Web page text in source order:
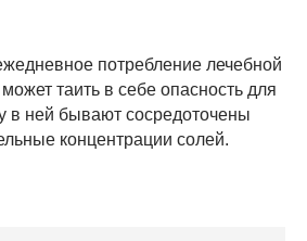
потребление лечебной
таить в себе опасность для
в ней бывают сосредоточены
концентрации солей.